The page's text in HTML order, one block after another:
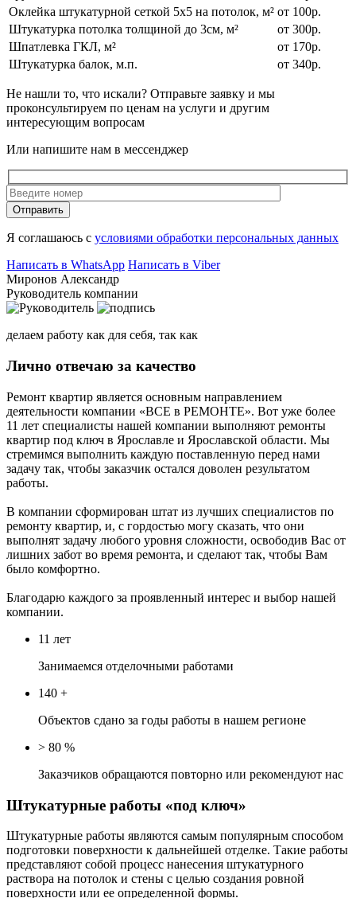
Оклейка штукатурной сеткой 5х5 на потолок, м² от 100р.
Штукатурка потолка толщиной до 3см, м²
от 300р.
Шпатлевка ГКЛ, м²
от 170р.
Штукатурка балок, м.п.
от 340р.
Не нашли то, что искали? Отправьте заявку и мы
проконсультируем по ценам на услуги и другим
интересующим вопросам
Или напишите нам в мессенджер
Отправить
Я соглашаюсь с условиями обработки персональных данных
Написать в WhatsApp Написать в Viber
Миронов Александр
Руководитель компании
делаем работу как для себя, так как
Лично отвечаю за качество
Ремонт квартир является основным направлением
деятельности компании «ВСЕ в РЕМОНТЕ». Вот уже более
11 лет специалисты нашей компании выполняют ремонты
квартир под ключ в Ярославле и Ярославской области. Мы
стремимся выполнить каждую поставленную перед нами
задачу так, чтобы заказчик остался доволен результатом
работы.
В компании сформирован штат из лучших специалистов по
ремонту квартир, и, с гордостью могу сказать, что они
выполнят задачу любого уровня сложности, освободив Вас от
лишних забот во время ремонта, и сделают так, чтобы Вам
было комфортно.
Благодарю каждого за проявленный интерес и выбор нашей
компании.
11 лет
Занимаемся отделочными работами
140 +
Объектов сдано за годы работы в нашем регионе
> 80 %
Заказчиков обращаются повторно или рекомендуют нас
Штукатурные работы «под ключ»
Штукатурные работы являются самым популярным способом
подготовки поверхности к дальнейшей отделке. Такие работы
представляют собой процесс нанесения штукатурного
раствора на потолок и стены с целью создания ровной
поверхности или ее определенной формы.